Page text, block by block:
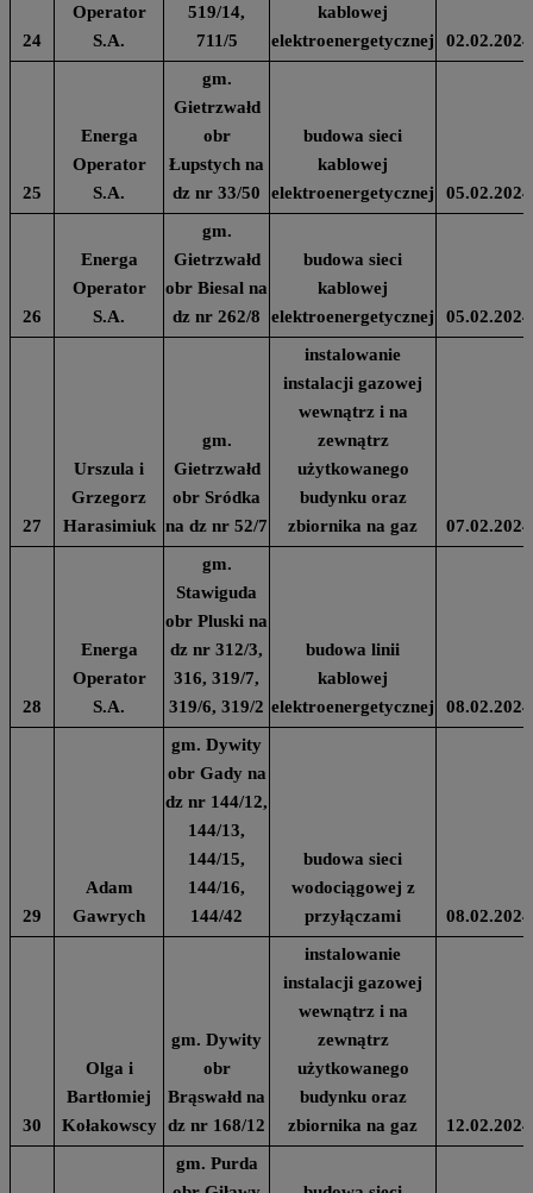
24
Operator
S.A.
519/14,
711/5
kablowej
elektroenergetycznej
02.02.2024
25
Energa
Operator
S.A.
gm.
Gietrzwałd
obr
Łupstych na
dz nr 33/50
budowa sieci
kablowej
elektroenergetycznej
05.02.2024
26
Energa
Operator
S.A.
gm.
Gietrzwałd
obr Biesal na
dz nr 262/8
budowa sieci
kablowej
elektroenergetycznej
05.02.2024
27
Urszula i
Grzegorz
Harasimiuk
gm.
Gietrzwałd
obr Sródka
na dz nr 52/7
instalowanie
instalacji gazowej
wewnątrz i na
zewnątrz
użytkowanego
budynku oraz
zbiornika na gaz
07.02.2024
28
Energa
Operator
S.A.
gm.
Stawiguda
obr Pluski na
dz nr 312/3,
316, 319/7,
319/6, 319/2
budowa linii
kablowej
elektroenergetycznej
08.02.2024
29
Adam
Gawrych
gm. Dywity
obr Gady na
dz nr 144/12,
144/13,
144/15,
144/16,
144/42
budowa sieci
wodociągowej z
przyłączami
08.02.2024
30
Olga i
Bartłomiej
Kołakowscy
gm. Dywity
obr
Brąswałd na
dz nr 168/12
instalowanie
instalacji gazowej
wewnątrz i na
zewnątrz
użytkowanego
budynku oraz
zbiornika na gaz
12.02.2024
gm. Purda